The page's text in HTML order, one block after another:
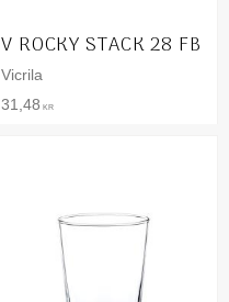
V ROCKY STACK 28 FB
Vicrila
31,48 KR